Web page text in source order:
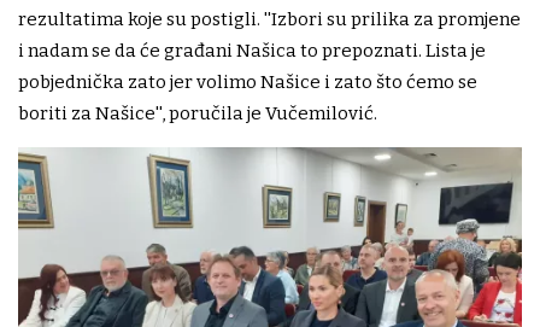
rezultatima koje su postigli. ''Izbori su prilika za promjene
i nadam se da će građani Našica to prepoznati. Lista je
pobjednička zato jer volimo Našice i zato što ćemo se
boriti za Našice'', poručila je Vučemilović.